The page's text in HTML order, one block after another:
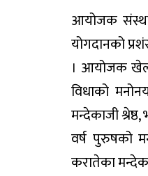
आयोजक संस्था
योगदानको
। आयोजक
विधाको
मन्देकाजी
वर्ष पुरुषको
करातेका